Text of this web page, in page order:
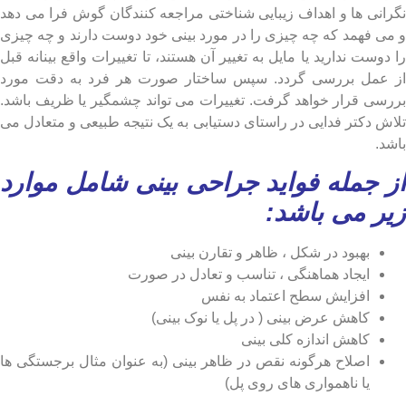
ها و اهداف زیبایی شناختی مراجعه کنندگان گوش فرا می دهد
فهمد که چه چیزی را در مورد بینی خود دوست دارند و چه چیزی
ندارید یا مایل به تغییر آن هستند، تا تغییرات واقع بینانه قبل
عمل بررسی گردد. سپس ساختار صورت هر فرد به دقت مورد
قرار خواهد گرفت. تغییرات می تواند چشمگیر یا ظریف باشد.
دکتر فدایی در راستای دستیابی به یک نتیجه طبیعی و متعادل می
جمله فواید جراحی بینی شامل موارد
می باشد:
بهبود در شکل ، ظاهر و تقارن بینی
ایجاد هماهنگی ، تناسب و تعادل در صورت
افزایش سطح اعتماد به نفس
کاهش عرض بینی ( در پل یا نوک بینی)
کاهش اندازه کلی بینی
اصلاح هرگونه نقص در ظاهر بینی (به عنوان مثال برجستگی ها
یا ناهمواری های روی پل)